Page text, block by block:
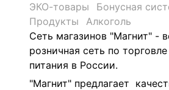
ЭКО-товары
Бонусная
Продукты
Алкоголь
Сеть магазинов "Магнит" -
розничная сеть по
питания в России.
"Магнит" предлагает